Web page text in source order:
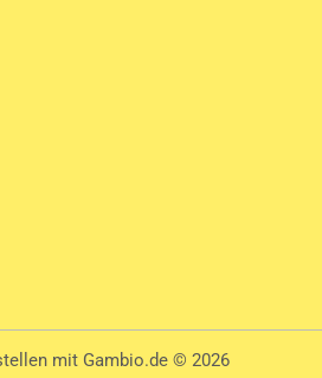
mit Gambio.de © 2026